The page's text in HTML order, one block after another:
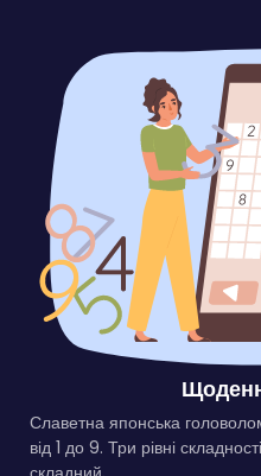
Славетна японська
від 1 до 9. Три рівні